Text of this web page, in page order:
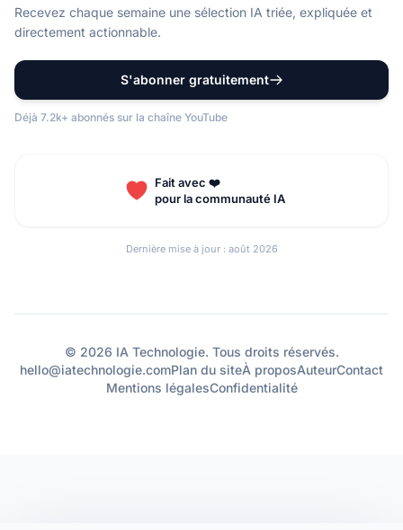
Recevez chaque semaine une sélection IA triée, expliquée et
directement actionnable.
S'abonner gratuitement
Déjà 7.2k+ abonnés sur la chaîne YouTube
Fait avec ❤️
pour la communauté IA
Dernière mise à jour : août 2026
© 2026 IA Technologie. Tous droits réservés.
hello@iatechnologie.comPlan du siteÀ proposAuteurContact
Mentions légalesConfidentialité